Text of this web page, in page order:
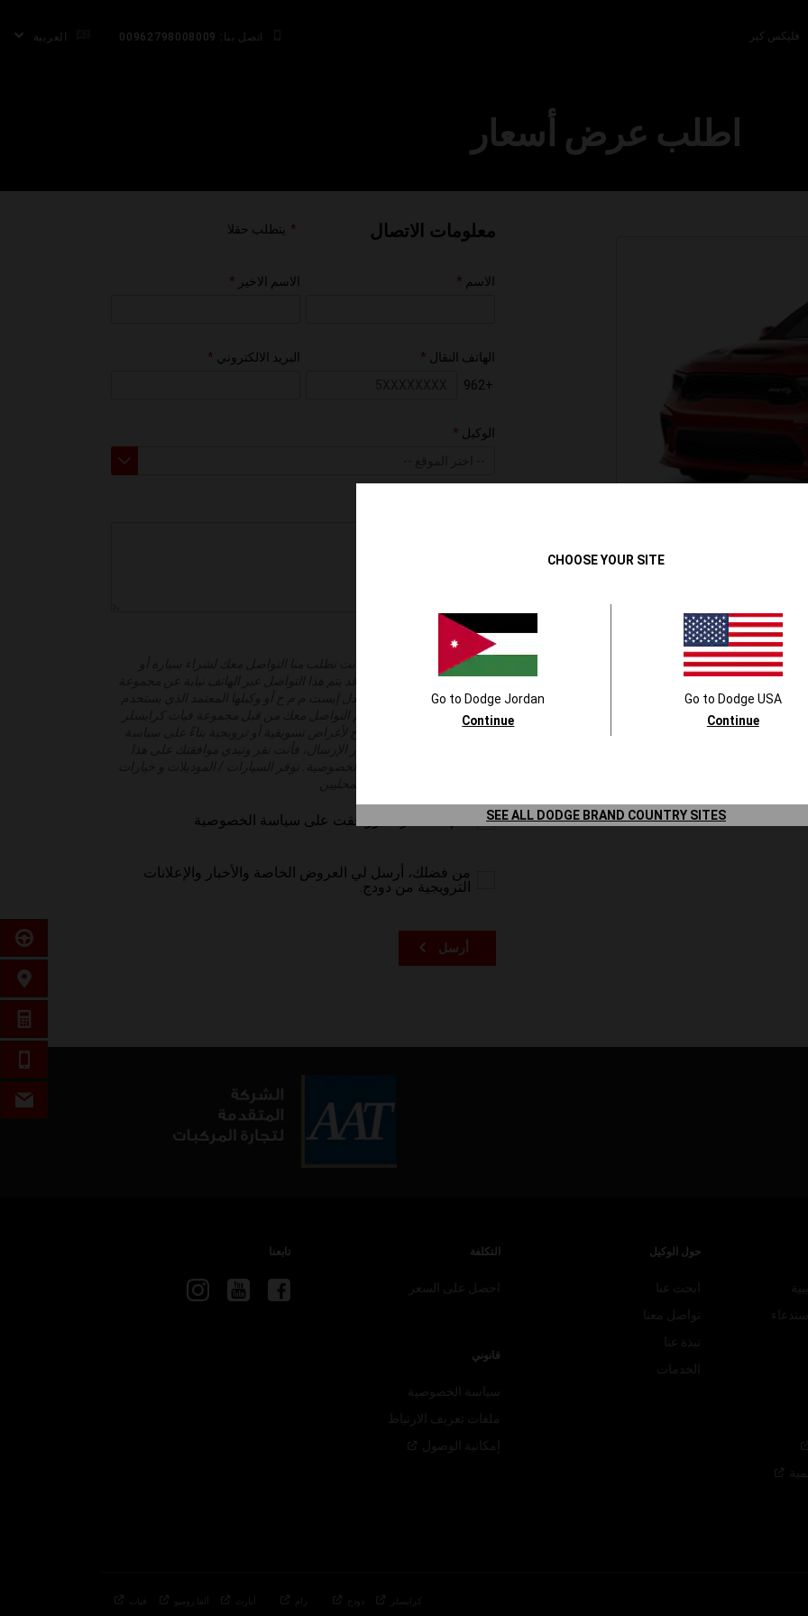
CHOOSE YOUR SITE
Go to Dodge USA
Continue
Go to Dodge Jordan
Continue
SEE ALL DODGE BRAND COUNTRY SITES
فليكس كير اتصل بنا: 00962798008009 العربية
احجز
ابحث
احصل
البريد
اطلب عرض أسعار
معلومات الاتصال يتطلب حقلا
الاسم الاسم الاخير
الهاتف النقال
+962
البريد الالكتروني
الوكيل
سياسة الخصوصية
بإرسال بياناتك الشخصية، فأنت تطلب منا التواصل معك لشراء سيارة أو
حصولك على تمويل سيارة. قد يتم هذا التواصل عبر الهاتف نيابة عن مجموعة
فيات كرايسلر اوتوموبيلز ميدل إيست م م ح أو وكيلها المعتمد الذي يستخدم
التكنولوجيا الآلية. كما، قد يتم التواصل معك من قبل مجموعة فيات كرايسلر
نعم ، لقد قرأت ووافقت على سياسة الخصوصيةيرجى
من فضلك، أرسل لي العروض الخاصة والأخبار والإعلانات
الترويجية من دودج.
حول الوكيل
ابحث عنا
تواصل معنا
نبذة عنا
الخدمات
التكلفة
احصل على السعر
قانوني
سياسة الخصوصية
ملفات تعريف الارتباط
إمكانية
الوصول
تابعنا
كرايسلر دودج فيات